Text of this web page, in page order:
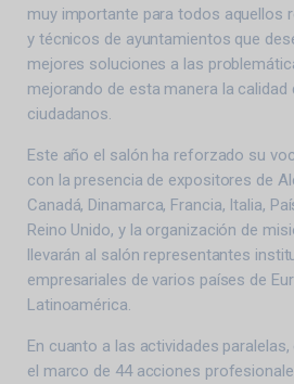
muy importante para todos aquellos
y técnicos de ayuntamientos que
mejores soluciones a las
mejorando de esta manera la calidad
ciudadanos.
Este año el salón ha reforzado su
con la presencia de expositores de
Canadá, Dinamarca, Francia, Italia,
Reino Unido, y la organización de
llevarán al salón representantes
empresariales de varios países de
Latinoamérica.
En cuanto a las actividades
el marco de 44 acciones